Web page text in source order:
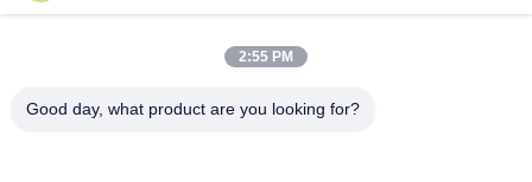
tunnel ondergrondse gangpad metro
populaire categorieën
2:55 PM
Good day, what product are you looking for?